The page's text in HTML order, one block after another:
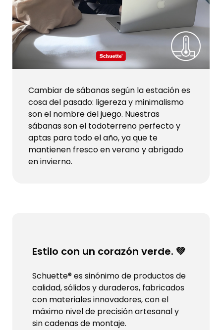
Cambiar de sábanas según la estación es
cosa del pasado: ligereza y minimalismo
son el nombre del juego. Nuestras
sábanas son el todoterreno perfecto y
aptas para todo el año, ya que te
mantienen fresco en verano y abrigado
en invierno.
Estilo con un corazón verde. 💚
Schuette® es sinónimo de productos de
calidad, sólidos y duraderos, fabricados
con materiales innovadores, con el
máximo nivel de precisión artesanal y
sin cadenas de montaje.